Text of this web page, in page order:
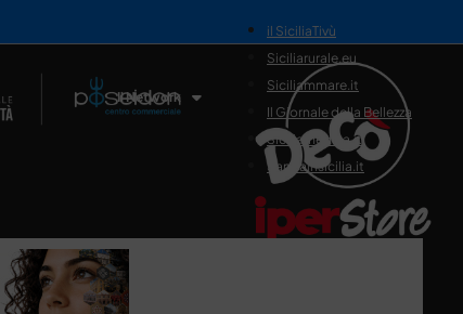
Il Network
il SiciliaTivù
Siciliarurale.eu
Siciliammare.it
Il Giornale della Bellezza
Siciliamedica.it
Sanitainsicilia.it